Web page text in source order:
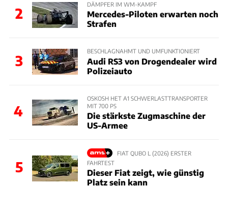
2
DÄMPFER IM WM-KAMPF
Mercedes-Piloten erwarten noch
Strafen
3
BESCHLAGNAHMT UND UMFUNKTIONIERT
Audi RS3 von Drogendealer wird
Polizeiauto
4
OSKOSH HET A1 SCHWERLASTTRANSPORTER
MIT 700 PS
Die stärkste Zugmaschine der
US-Armee
5
FIAT QUBO L (2026) ERSTER
FAHRTEST
Dieser Fiat zeigt, wie günstig
Platz sein kann